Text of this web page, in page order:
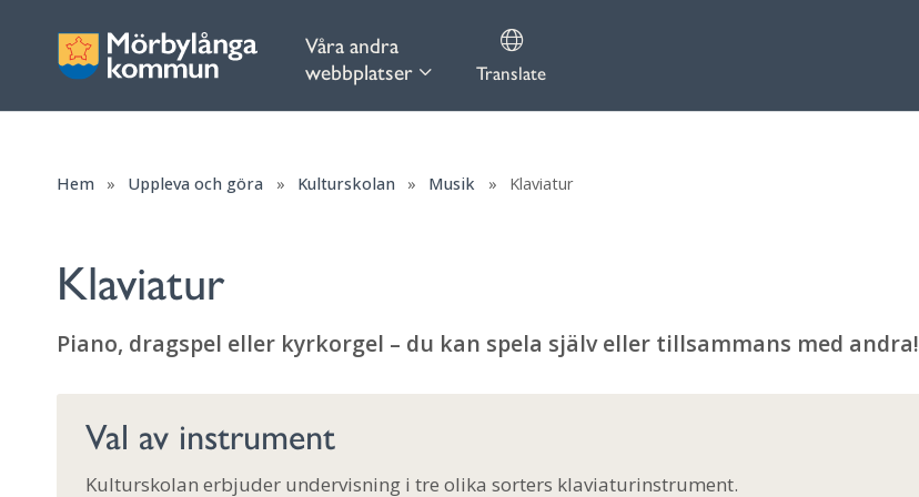
Våra andra
webbplatser
Translate
Hem » Uppleva och göra » Kulturskolan » Musik » Klaviatur
Klaviatur
Piano, dragspel eller kyrkorgel – du kan spela själv eller tillsammans med andra!
Val av instrument
Kulturskolan erbjuder undervisning i tre olika sorters klaviaturinstrument.